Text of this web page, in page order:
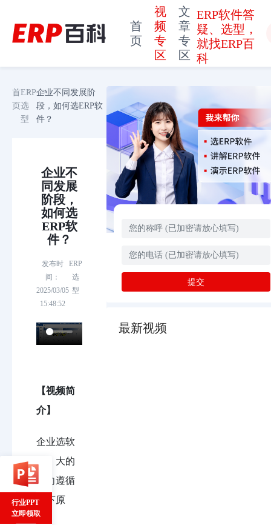
首
页
视
频
专
区
文
章
专
区
ERP软件答
疑、选型，
就找ERP百
科
行业PPT
立即领取
首
页
ERP
选
型
企业不同发展阶
段，如何选ERP软
件？
企业不
同发展
阶段，
如何选
ERP软
件？
发布时
间：
2025/03/05
15:48:52
ERP
选
型
【视频简
介】
企业选软
件，大的
方向遵循
以下原
则：
提交
最新视频